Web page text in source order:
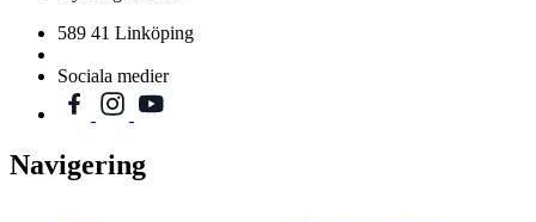
589 41 Linköping
Sociala medier
Navigering